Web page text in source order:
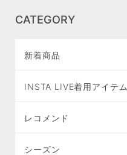
CATEGORY
新着商品
INSTA LIVE着用アイテム
レコメンド
シーズン